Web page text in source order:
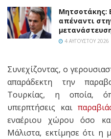
Μητσοτάκης:
απέναντι
4 ΑΥΓΟΎΣΤΟΥ 2026
Συνεχίζοντας, ο
απαράδεκτη την
Τουρκίας, η οποία,
υπερπτήσεις και
εναέριου χώρου όσο
Μάλιστα, εκτίμησε ότι η